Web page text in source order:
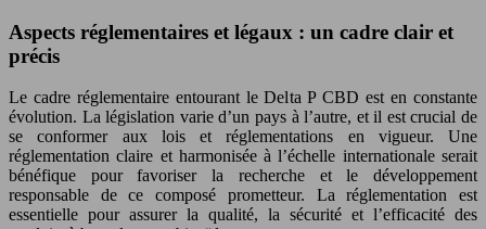
Aspects réglementaires et légaux : un cadre clair et
précis
Le cadre réglementaire entourant le Delta P CBD est en constante
évolution. La législation varie d’un pays à l’autre, et il est crucial de
se conformer aux lois et réglementations en vigueur. Une
réglementation claire et harmonisée à l’échelle internationale serait
bénéfique pour favoriser la recherche et le développement
responsable de ce composé prometteur. La réglementation est
essentielle pour assurer la qualité, la sécurité et l’efficacité des